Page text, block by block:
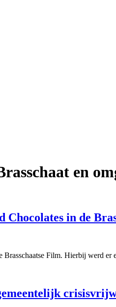
en
Chocolates in de
Brasschaatse Film. Hierbij werd